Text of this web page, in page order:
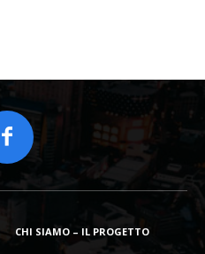
CHI SIAMO – IL PROGETTO